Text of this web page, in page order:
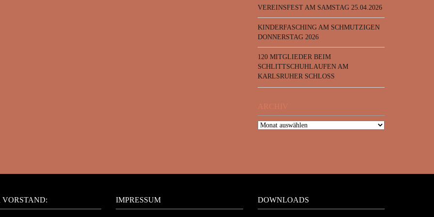
VEREINSFEST AM SAMSTAG 25.04.2026
KINDERFASCHING AM SCHMUTZIGEN
DONNERSTAG 2026
120 MITGLIEDER BEIM
SCHLITTSCHUHLAUFEN AM
KARLSRUHER SCHLOSS
ARCHIV
VORSTAND: IMPRESSUM DOWNLOADS